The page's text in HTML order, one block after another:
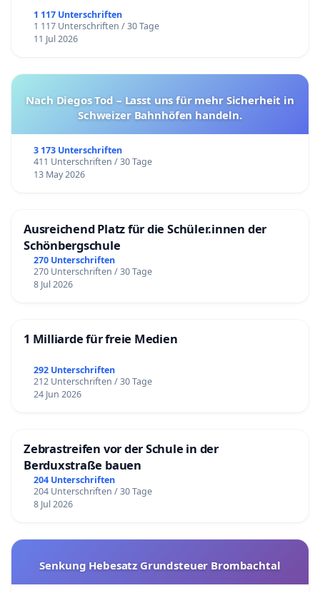
1 117 Unterschriften
1 117 Unterschriften / 30 Tage
11 Jul 2026
Nach Diegos Tod – Lasst uns für mehr Sicherheit in
Schweizer Bahnhöfen handeln.
3 173 Unterschriften
411 Unterschriften / 30 Tage
13 May 2026
Ausreichend Platz für die Schüler.innen der
Schönbergschule
270 Unterschriften
270 Unterschriften / 30 Tage
8 Jul 2026
1 Milliarde für freie Medien
292 Unterschriften
212 Unterschriften / 30 Tage
24 Jun 2026
Zebrastreifen vor der Schule in der
Berduxstraße bauen
204 Unterschriften
204 Unterschriften / 30 Tage
8 Jul 2026
Senkung Hebesatz Grundsteuer Brombachtal